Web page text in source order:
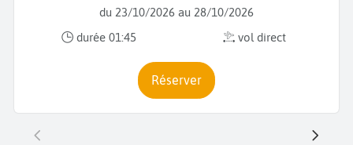
du 23/10/2026 au 28/10/2026
durée 01:45
vol direct
Réserver